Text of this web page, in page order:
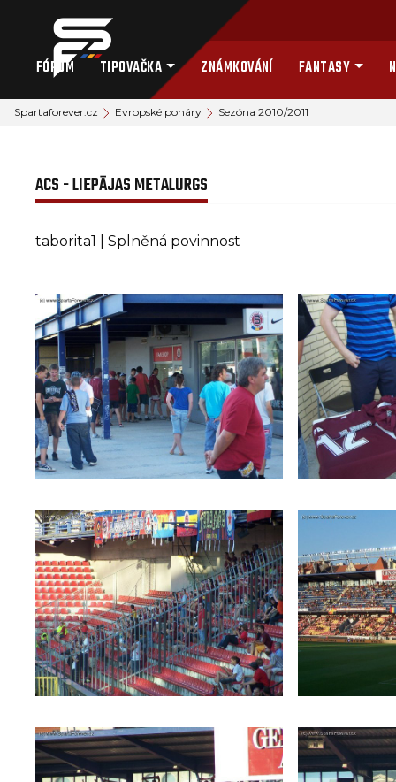
FÓRUM TIPOVAČKA ZNÁMKOVÁNÍ FANTASY
Spartaforever.cz Evropské poháry Sezóna 2010/2011
ACS - LIEPĀJAS METALURGS
taborita1 | Splněná povinnost